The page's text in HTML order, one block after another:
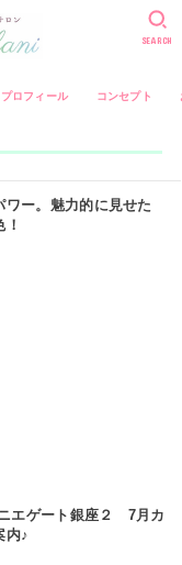
プロフィール コンセプト
SEARCH
ワー。魅力的に見せた
エゲート銀座２ 7月カ
内♪